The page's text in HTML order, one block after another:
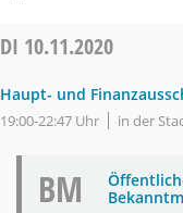
DI 10.11.2020
Haupt- und
19:00-22:47 Uhr in der
BM